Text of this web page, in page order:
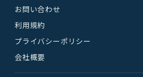
お問い合わせ
利用規約
プライバシーポリシー
会社概要